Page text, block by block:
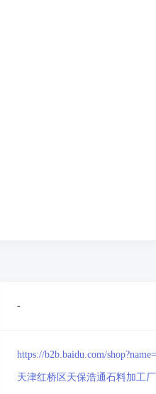
-
https://b2b.baidu.com/
天津红桥区天保浩通石料加工